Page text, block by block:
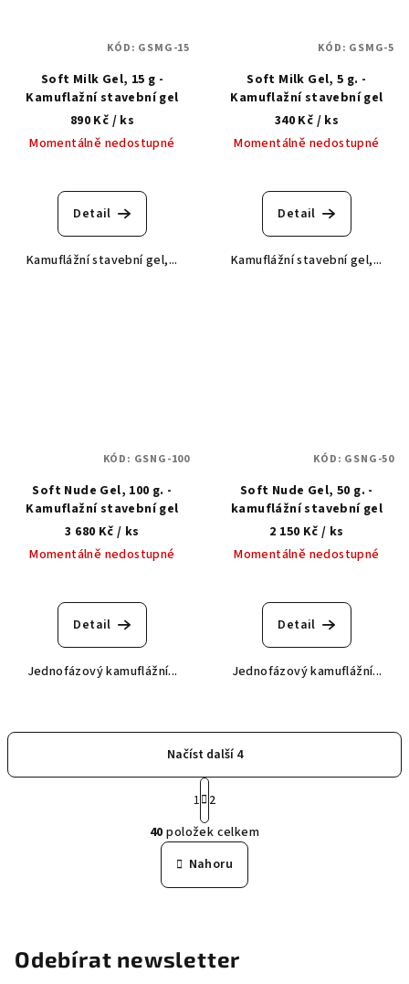
Soft Milk Gel, 15 g -
Kamuflažní stavební gel
890 Kč / ks
Momentálně nedostupné
Detail
Kamuflážní stavební gel,...
KÓD: GSMG-15
Soft Milk Gel, 5 g. -
Kamuflažní stavební gel
340 Kč / ks
Momentálně nedostupné
Detail
Kamuflážní stavební gel,...
KÓD: GSMG-5
Soft Nude Gel, 100 g. -
Kamuflažní stavební gel
3 680 Kč / ks
Momentálně nedostupné
Detail
Jednofázový kamuflážní...
KÓD: GSNG-100
Soft Nude Gel, 50 g. -
kamuflážní stavební gel
2 150 Kč / ks
Momentálně nedostupné
Detail
Jednofázový kamuflážní...
KÓD: GSNG-50
O
v
l
á
í
Načíst další 4
S
t
r
á
n
k
o
í
1 2
40 položek celkem
Nahoru
Odebírat newsletter